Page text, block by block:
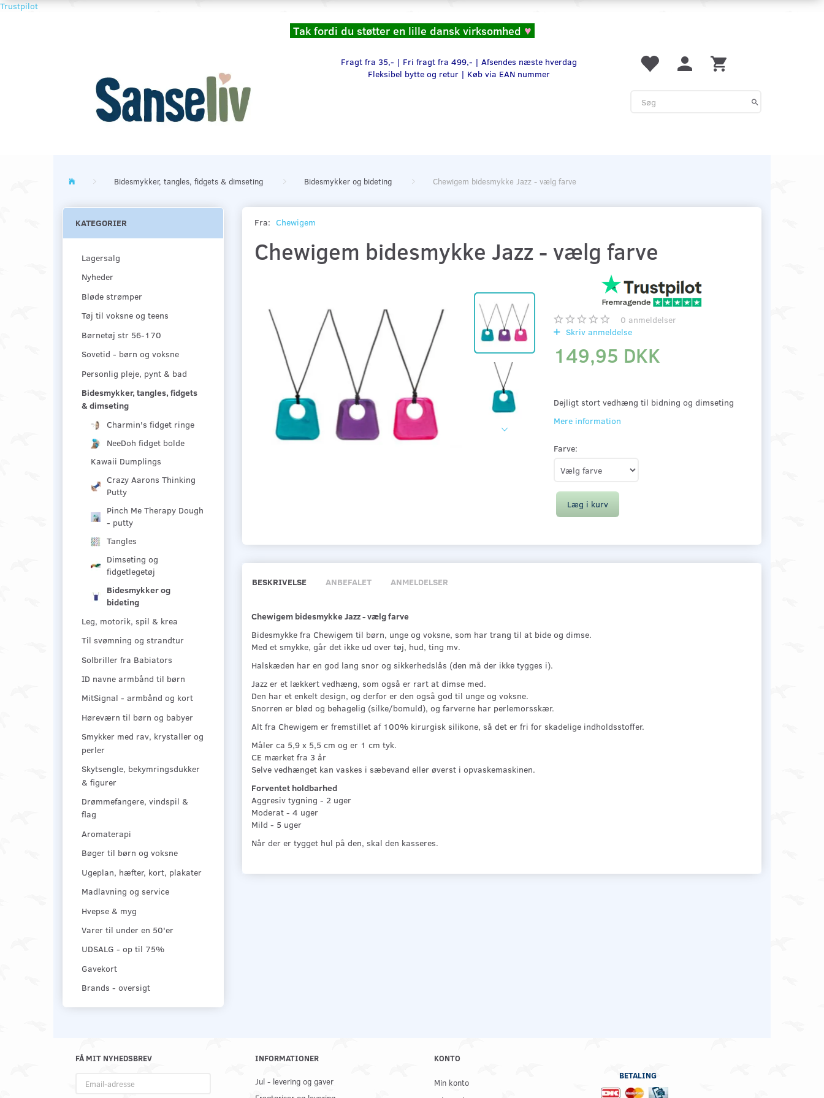
Trustpilot
Tak fordi du støtter en lille dansk virksomhed ♥
Fragt fra 35,- | Fri fragt fra 499,- | Afsendes næste hverdag
Fleksibel bytte og retur | Køb via EAN nummer
Bidesmykker, tangles, fidgets & dimseting Bidesmykker og bideting Chewigem bidesmykke Jazz - vælg farve
KATEGORIER
Lagersalg
Nyheder
Bløde strømper
Tøj til voksne og teens
Børnetøj str 56-170
Sovetid - børn og voksne
Personlig pleje, pynt & bad
Bidesmykker, tangles, fidgets
& dimseting
Charmin's fidget ringe
NeeDoh fidget bolde
Kawaii Dumplings
Crazy Aarons Thinking
Putty
Pinch Me Therapy Dough
- putty
Tangles
Dimseting og
fidgetlegetøj
Bidesmykker og
bideting
Leg, motorik, spil & krea
Til svømning og strandtur
Solbriller fra Babiators
ID navne armbånd til børn
MitSignal - armbånd og kort
Høreværn til børn og babyer
Smykker med rav, krystaller og
perler
Skytsengle, bekymringsdukker
& figurer
Drømmefangere, vindspil &
flag
Aromaterapi
Bøger til børn og voksne
Ugeplan, hæfter, kort, plakater
Madlavning og service
Hvepse & myg
Varer til under en 50'er
UDSALG - op til 75%
Gavekort
Brands - oversigt
Fra: Chewigem
Chewigem bidesmykke Jazz - vælg farve
0 anmeldelser
Skriv anmeldelse
149,95 DKK
Dejligt stort vedhæng til bidning og dimseting
Mere information
Farve:
Læg i kurv
BESKRIVELSE ANBEFALET ANMELDELSER
Chewigem bidesmykke Jazz - vælg farve
Bidesmykke fra Chewigem til børn, unge og voksne, som har trang til at bide og dimse.
Med et smykke, går det ikke ud over tøj, hud, ting mv.
Halskæden har en god lang snor og sikkerhedslås (den må der ikke tygges i).
Jazz er et lækkert vedhæng, som også er rart at dimse med.
Den har et enkelt design, og derfor er den også god til unge og voksne.
Snorren er blød og behagelig (silke/bomuld), og farverne har perlemorsskær.
Alt fra Chewigem er fremstillet af 100% kirurgisk silikone, så det er fri for skadelige indholdsstoffer.
Måler ca 5,9 x 5,5 cm og er 1 cm tyk.
CE mærket fra 3 år
Selve vedhænget kan vaskes i sæbevand eller øverst i opvaskemaskinen.
Forventet holdbarhed
Aggresiv tygning - 2 uger
Moderat - 4 uger
Mild - 5 uger
Når der er tygget hul på den, skal den kasseres.
FÅ MIT NYHEDSBREV
adresse
INFORMATIONER
Jul - levering og gaver
KONTO
Min konto
BETALING